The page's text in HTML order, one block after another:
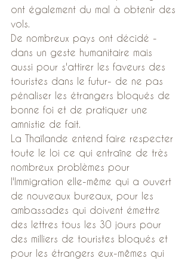
ont également du mal à obtenir des
vols.
De nombreux pays ont décidé -
dans un geste humanitaire mais
aussi pour s'attirer les faveurs des
touristes dans le futur- de ne pas
pénaliser les étrangers bloqués de
bonne foi et de pratiquer une
amnistie de fait.
La Thaïlande entend faire respecter
toute le loi ce qui entraîne de très
nombreux problèmes pour
l'Immigration elle-même qui a ouvert
de nouveaux bureaux, pour les
ambassades qui doivent émettre
des lettres tous les 30 jours pour
des milliers de touristes bloqués et
pour les étrangers eux-mêmes qui